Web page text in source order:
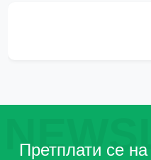
Претплати се